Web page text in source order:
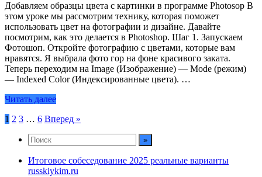
Добавляем образцы цвета с картинки в программе Photosop В
этом уроке мы рассмотрим технику, которая поможет
использовать цвет на фотографии и дизайне. Давайте
посмотрим, как это делается в Photoshop. Шаг 1. Запускаем
Фотошоп. Откройте фотографию с цветами, которые вам
нравятся. Я выбрала фото гор на фоне красивого заката.
Теперь переходим на Image (Изображение) — Mode (режим)
— Indexed Color (Индексированные цвета). …
Читать далее
Пагинация
записей
1 2 3 … 6 Вперед »
Итоговое собеседование 2025 реальные варианты
russkiykim.ru